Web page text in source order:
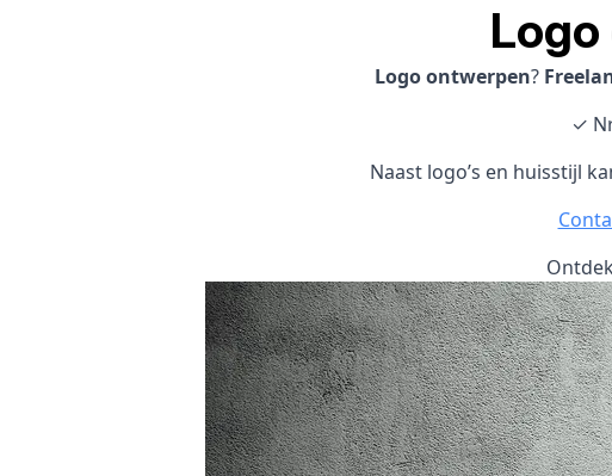
Logo ontwerpen?
✓
Naast logo’s en huisstijl